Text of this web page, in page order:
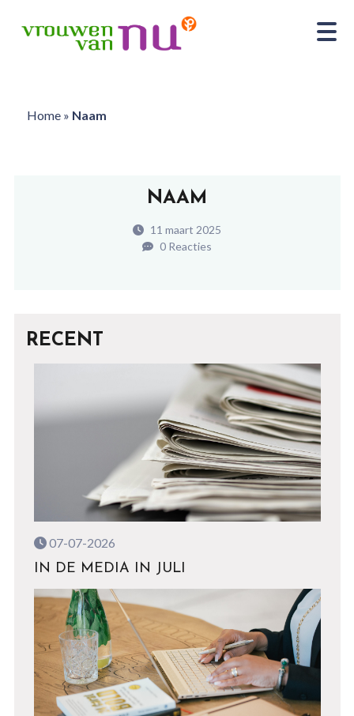
Home» Naam
NAAM
11 maart 2025
0 Reacties
RECENT
07-07-2026
IN DE MEDIA IN JULI